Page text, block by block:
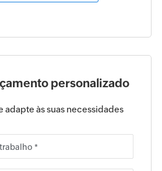
personalizado
adapte às suas necessidades
*